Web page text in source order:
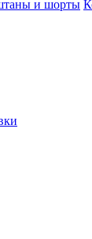
и шорты